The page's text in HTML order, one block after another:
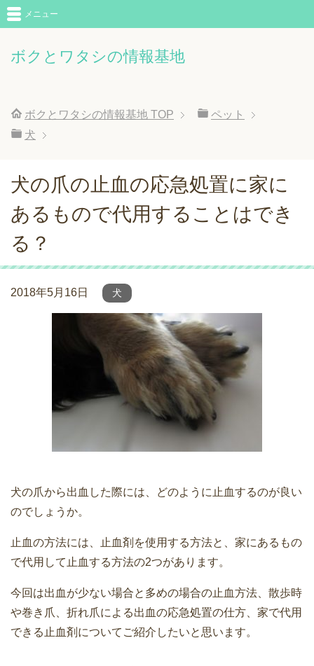
ボクとワタシの情報基地
メニュー
ボクとワタシの情報基地 TOP
ペット
犬
犬の爪の止血の応急処置に家に
あるもので代用することはでき
る？
2018年5月16日 犬
犬の爪から出血した際には、どのように止血するのが良い
のでしょうか。
止血の方法には、止血剤を使用する方法と、家にあるもの
で代用して止血する方法の2つがあります。
今回は出血が少ない場合と多めの場合の止血方法、散歩時
や巻き爪、折れ爪による出血の応急処置の仕方、家で代用
できる止血剤についてご紹介したいと思います。